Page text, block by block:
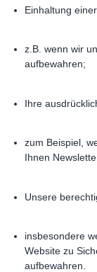
Einhaltung
z.B. wenn wir
aufbewahren;
Ihre
zum Beispiel,
Ihnen
Unsere
insbesondere
Website zu
aufbewahren.